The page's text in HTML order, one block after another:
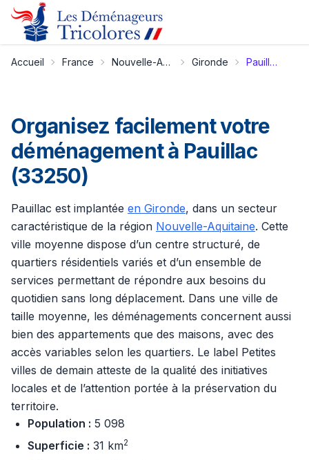
Accueil France Nouvelle-Aquitaine Gironde Pauillac
Organisez facilement votre
déménagement à Pauillac
(33250)
Pauillac est implantée en Gironde, dans un secteur
caractéristique de la région Nouvelle-Aquitaine. Cette
ville moyenne dispose d’un centre structuré, de
quartiers résidentiels variés et d’un ensemble de
services permettant de répondre aux besoins du
quotidien sans long déplacement. Dans une ville de
taille moyenne, les déménagements concernent aussi
bien des appartements que des maisons, avec des
accès variables selon les quartiers. Le label Petites
villes de demain atteste de la qualité des initiatives
locales et de l’attention portée à la préservation du
territoire.
Population : 5 098
Superficie : 31 km2